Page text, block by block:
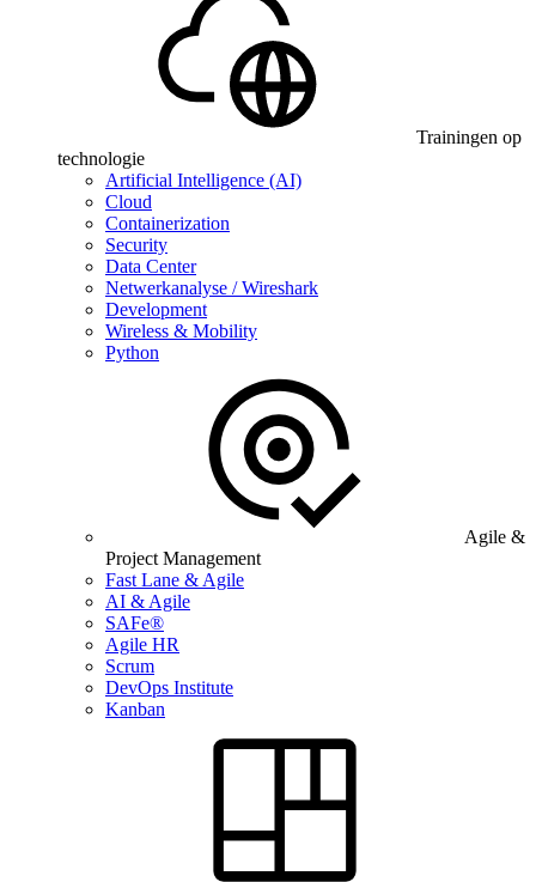
Trainingen op
technologie
Artificial Intelligence (AI)
Cloud
Containerization
Security
Data Center
Netwerkanalyse / Wireshark
Development
Wireless & Mobility
Python
Agile &
Project Management
Fast Lane & Agile
AI & Agile
SAFe®
Agile HR
Scrum
DevOps Institute
Kanban